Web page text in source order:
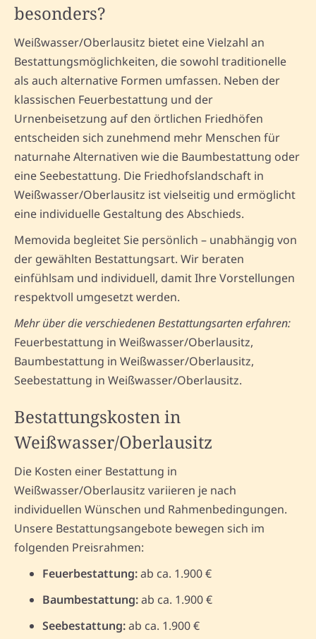
besonders?
Weißwasser/Oberlausitz bietet eine Vielzahl an
Bestattungsmöglichkeiten, die sowohl traditionelle
als auch alternative Formen umfassen. Neben der
klassischen Feuerbestattung und der
Urnenbeisetzung auf den örtlichen Friedhöfen
entscheiden sich zunehmend mehr Menschen für
naturnahe Alternativen wie die Baumbestattung oder
eine Seebestattung. Die Friedhofslandschaft in
Weißwasser/Oberlausitz ist vielseitig und ermöglicht
eine individuelle Gestaltung des Abschieds.
Memovida begleitet Sie persönlich – unabhängig von
der gewählten Bestattungsart. Wir beraten
einfühlsam und individuell, damit Ihre Vorstellungen
respektvoll umgesetzt werden.
Mehr über die verschiedenen Bestattungsarten erfahren:
Feuerbestattung in Weißwasser/Oberlausitz,
Baumbestattung in Weißwasser/Oberlausitz,
Seebestattung in Weißwasser/Oberlausitz.
Bestattungskosten in
Weißwasser/Oberlausitz
Die Kosten einer Bestattung in
Weißwasser/Oberlausitz variieren je nach
individuellen Wünschen und Rahmenbedingungen.
Unsere Bestattungsangebote bewegen sich im
folgenden Preisrahmen:
Feuerbestattung:ab ca. 1.900 €
Baumbestattung:ab ca. 1.900 €
Seebestattung:ab ca. 1.900 €